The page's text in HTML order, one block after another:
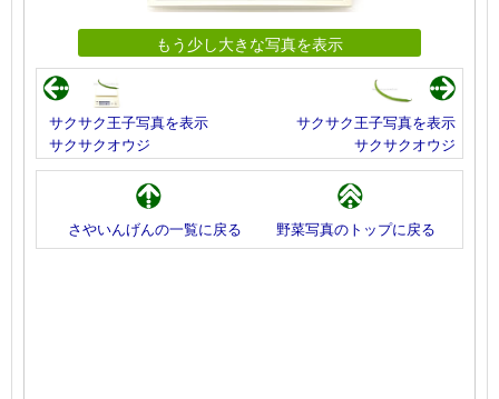
もう少し大きな写真を表示
サクサク王子写真を表示
サクサクオウジ
サクサク王子写真を表示
サクサクオウジ
さやいんげんの一覧に戻る 野菜写真のトップに戻る